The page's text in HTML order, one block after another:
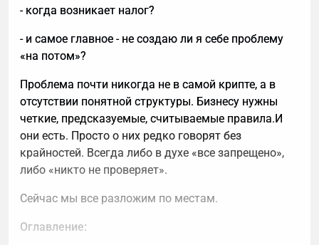
- когда возникает налог?
- и самое главное - не создаю ли я себе проблему
«на потом»?
Проблема почти никогда не в самой крипте, а в
отсутствии понятной структуры. Бизнесу нужны
четкие, предсказуемые, считываемые правила.И
они есть. Просто о них редко говорят без
крайностей. Всегда либо в духе «все запрещено»,
либо «никто не проверяет».
Сейчас мы все разложим по местам.
Оглавление: